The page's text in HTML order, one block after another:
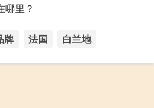
哪里？
牌 法国 白兰地